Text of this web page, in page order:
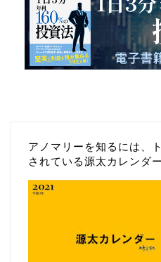
アノマリーを知るには、
されている源太カレンダ